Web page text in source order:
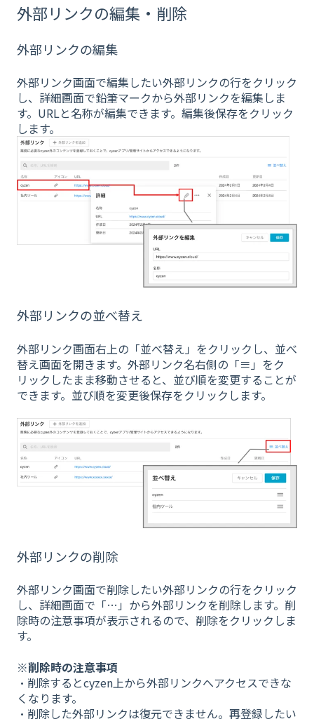
外部リンクの編集・削除
外部リンクの編集
外部リンク画面で編集したい外部リンクの行をクリック
し、詳細画面で鉛筆マークから外部リンクを編集しま
す。URLと名称が編集できます。編集後保存をクリック
します。
外部リンクの並べ替え
外部リンク画面右上の「並べ替え」をクリックし、並べ
替え画面を開きます。外部リンク名右側の「≡」をク
リックしたまま移動させると、並び順を変更することが
できます。並び順を変更後保存をクリックします。
外部リンクの削除
外部リンク画面で削除したい外部リンクの行をクリック
し、詳細画面で「…」から外部リンクを削除します。削
除時の注意事項が表示されるので、削除をクリックしま
す。
※削除時の注意事項
・削除するとcyzen上から外部リンクへアクセスできな
くなります。
・削除した外部リンクは復元できません。再登録したい